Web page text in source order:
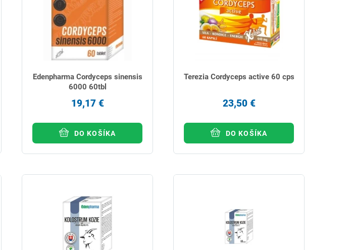
Edenpharma Cordyceps sinensis
6000 60tbl
19,17 €
DO KOŠÍKA
Terezia Cordyceps active 60 cps
23,50 €
DO KOŠÍKA